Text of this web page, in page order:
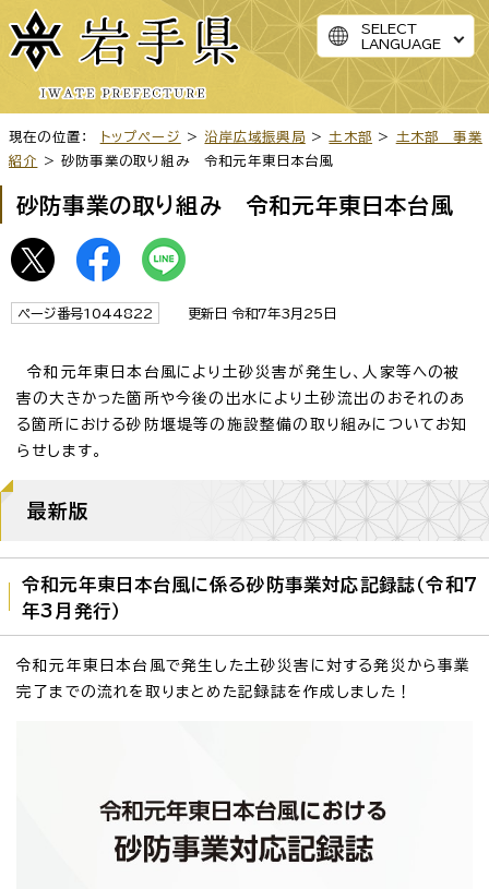
SELECT
LANGUAGE
現在の位置： トップページ > 沿岸広域振興局 > 土木部 >
土木部 事業
紹介
> 砂防事業の取り組み 令和元年東日本台風
砂防事業の取り組み 令和元年東日本台風
ページ番号1044822 更新日 令和7年3月25日
令和元年東日本台風により土砂災害が発生し、人家等への被
害の大きかった箇所や今後の出水により土砂流出のおそれのあ
る箇所における砂防堰堤等の施設整備の取り組みについてお知
らせします。
最新版
令和元年東日本台風に係る砂防事業対応記録誌（令和7
年3月発行）
令和元年東日本台風で発生した土砂災害に対する発災から事業
完了までの流れを取りまとめた記録誌を作成しました！